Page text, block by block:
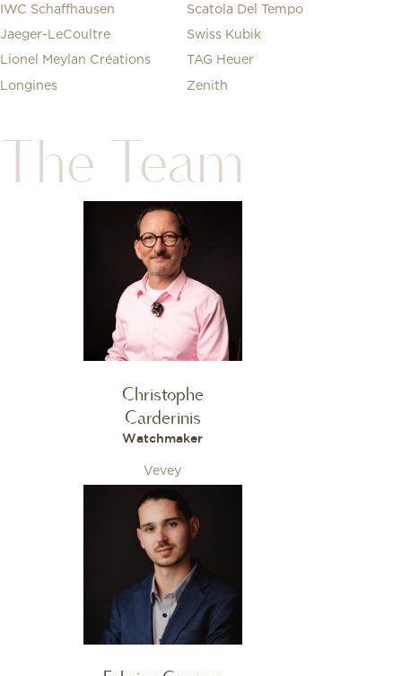
IWC Schaffhausen
Jaeger-LeCoultre
Lionel Meylan Créations
Longines
Scatola Del Tempo
Swiss Kubik
TAG Heuer
Zenith
The Team
Christophe
Carderinis
Watchmaker
Vevey